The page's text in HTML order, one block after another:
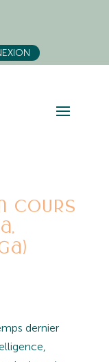
cours
dernier